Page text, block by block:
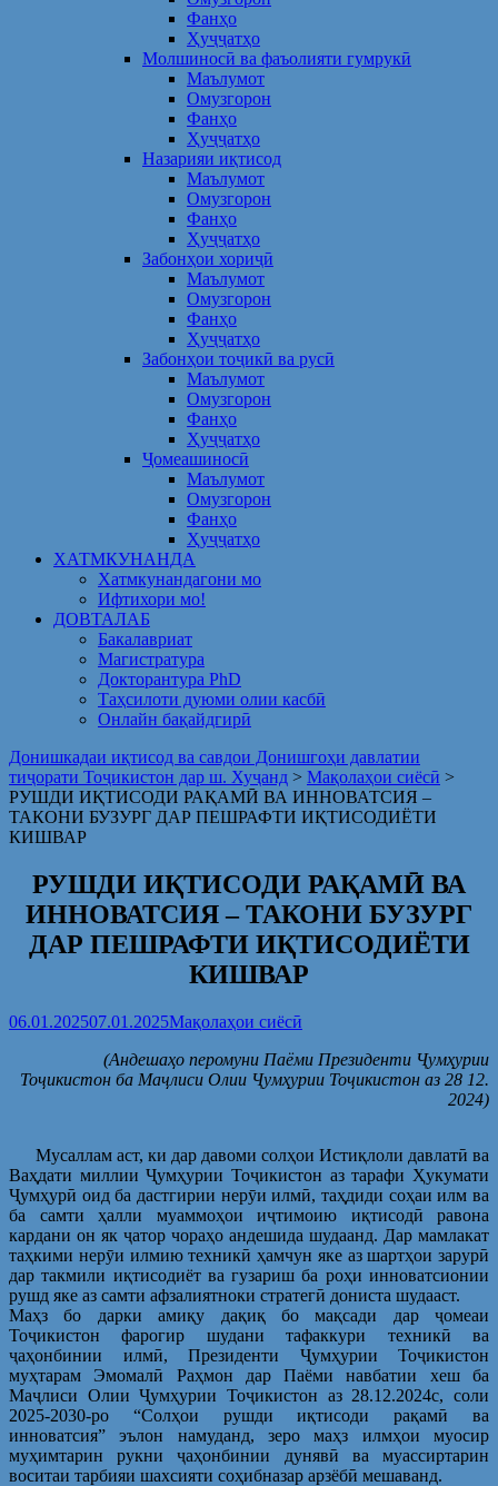
Фанҳо
Ҳуҷҷатҳо
Молшиносӣ ва фаъолияти гумрукӣ
Маълумот
Омузгорон
Фанҳо
Ҳуҷҷатҳо
Назарияи иқтисод
Маълумот
Омузгорон
Фанҳо
Ҳуҷҷатҳо
Забонҳои хориҷӣ
Маълумот
Омузгорон
Фанҳо
Ҳуҷҷатҳо
Забонҳои тоҷикӣ ва русӣ
Маълумот
Омузгорон
Фанҳо
Ҳуҷҷатҳо
Ҷомеашиносӣ
Маълумот
Омузгорон
Фанҳо
Ҳуҷҷатҳо
ХАТМКУНАНДА
Хатмкунандагони мо
Ифтихори мо!
ДОВТАЛАБ
Бакалавриат
Магистратура
Докторантура PhD
Таҳсилоти дуюми олии касбӣ
Онлайн бақайдгирӣ
Донишкадаи иқтисод ва савдои Донишгоҳи давлатии
тиҷорати Тоҷикистон дар ш. Хуҷанд > Мақолаҳои сиёсӣ >
РУШДИ ИҚТИСОДИ РАҚАМӢ ВА ИННОВАТСИЯ –
ТАКОНИ БУЗУРГ ДАР ПЕШРАФТИ ИҚТИСОДИЁТИ
КИШВАР
РУШДИ ИҚТИСОДИ РАҚАМӢ ВА
ИННОВАТСИЯ – ТАКОНИ БУЗУРГ
ДАР ПЕШРАФТИ ИҚТИСОДИЁТИ
КИШВАР
06.01.202507.01.2025Мақолаҳои сиёсӣ
(Андешаҳо перомуни Паёми Президенти Ҷумҳурии
Тоҷикистон ба Маҷлиси Олии Ҷумҳурии Тоҷикистон аз 28 12.
2024)
Мусаллам аст, ки дар давоми солҳои Истиқлоли давлатӣ ва
Ваҳдати миллии Ҷумҳурии Тоҷикистон аз тарафи Ҳукумати
Ҷумҳурӣ оид ба дастгирии нерӯи илмӣ, таҳдиди соҳаи илм ва
ба самти ҳалли муаммоҳои иҷтимоию иқтисодӣ равона
кардани он як ҷатор чораҳо андешида шудаанд. Дар мамлакат
таҳкими нерӯи илмию техникӣ ҳамчун яке аз шартҳои зарурӣ
дар такмили иқтисодиёт ва гузариш ба роҳи инноватсионии
рушд яке аз самти афзалиятноки стратегӣ дониста шудааст.
Маҳз бо дарки амиқу дақиқ бо мақсади дар ҷомеаи
Тоҷикистон фарогир шудани тафаккури техникӣ ва
ҷаҳонбинии илмӣ, Президенти Ҷумҳурии Тоҷикистон
муҳтарам Эмомалӣ Раҳмон дар Паёми навбатии хеш ба
Маҷлиси Олии Ҷумҳурии Тоҷикистон аз 28.12.2024с, соли
2025-2030-ро “Солҳои рушди иқтисоди рақамӣ ва
инноватсия” эълон намуданд, зеро маҳз илмҳои муосир
муҳимтарин рукни ҷаҳонбинии дунявӣ ва муассиртарин
воситаи тарбияи шахсияти соҳибназар арзёбӣ мешаванд.